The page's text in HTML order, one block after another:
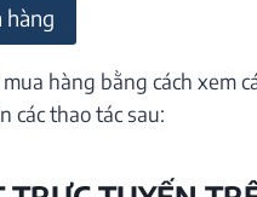
hàng
hàng bằng cách xem
các thao tác sau: